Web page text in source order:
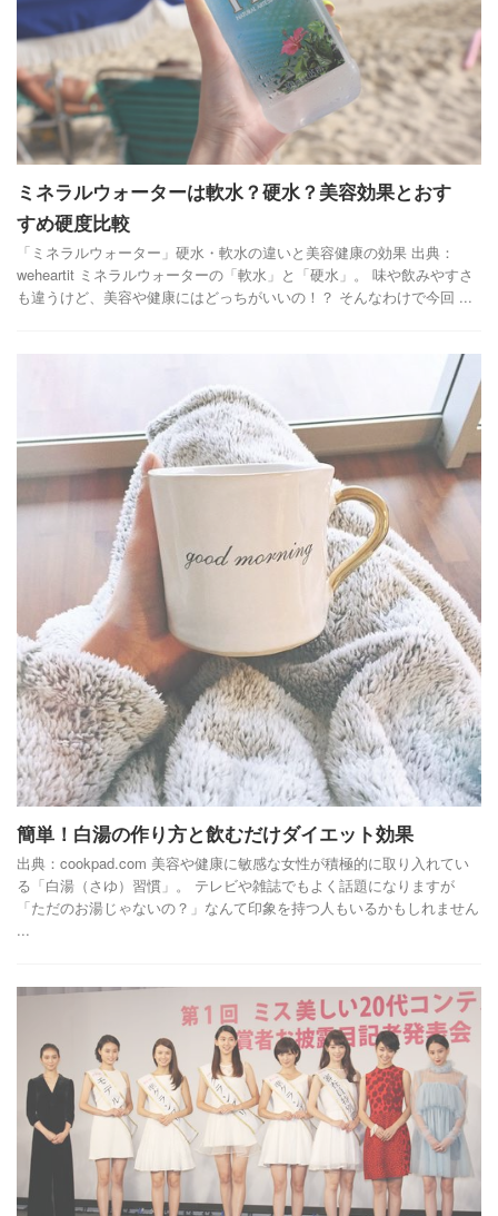
ミネラルウォーターは軟水？硬水？美容効果とおす
すめ硬度比較
「ミネラルウォーター」硬水・軟水の違いと美容健康の効果 出典：
weheartit ミネラルウォーターの「軟水」と「硬水」。 味や飲みやすさ
も違うけど、美容や健康にはどっちがいいの！？ そんなわけで今回 ...
簡単！白湯の作り方と飲むだけダイエット効果
出典：cookpad.com 美容や健康に敏感な女性が積極的に取り入れてい
る「白湯（さゆ）習慣」。 テレビや雑誌でもよく話題になりますが
「ただのお湯じゃないの？」なんて印象を持つ人もいるかもしれません
...